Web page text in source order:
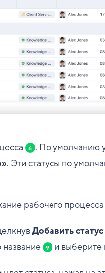
6 . По умолчанию
. Эти статусы по
рабочего процесса
Добавить статус
название
9 и выберите